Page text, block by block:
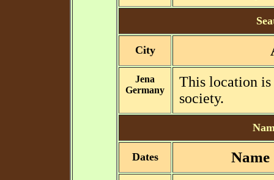
City
Jena
Germany
This location is
society.
Dates Name